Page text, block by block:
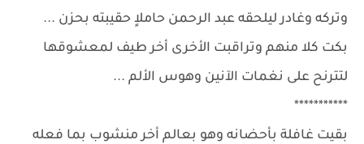
وتركه وغادر ليلحقه عبد الرحمن حاملاٍ حقيبته بحزن ...
بكت كلا منهم وتراقبت الأخرى أخر طيف لمعشوقها
لتترنح على نغمات الآنين وهوس الألم ...
***********
بقيت غافلة بأحضانه وهو بعالم أخر منشوب بما فعله